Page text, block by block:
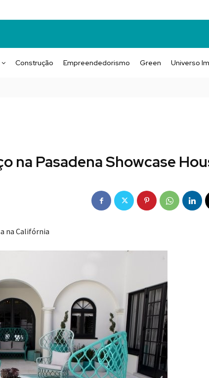
Construção Empreendedorismo Green Universo
na Pasadena Showcase
na Califórnia